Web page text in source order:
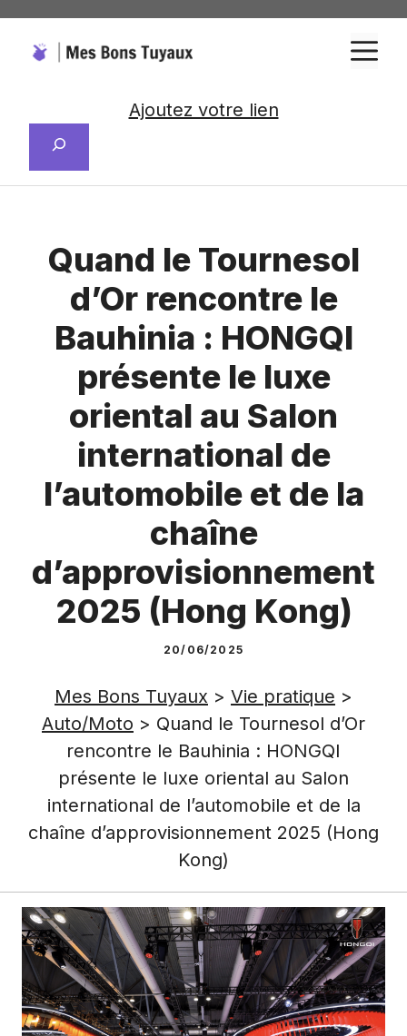
Aller
contenu
Ajoutez votre lien
Quand le Tournesol
d’Or rencontre le
Bauhinia : HONGQI
présente le luxe
oriental au Salon
international de
l’automobile et de la
chaîne
d’approvisionnement
2025 (Hong Kong)
20/06/2025
Mes Bons Tuyaux > Vie pratique >
Auto/Moto > Quand le Tournesol d’Or
rencontre le Bauhinia : HONGQI
présente le luxe oriental au Salon
international de l’automobile et de la
chaîne d’approvisionnement 2025 (Hong
Kong)